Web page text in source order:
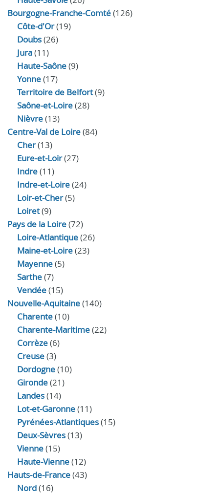
Bourgogne-Franche-Comté(126)
Côte-d'Or(19)
Doubs(26)
Jura(11)
Haute‑Saône(9)
Yonne(17)
Territoire de Belfort(9)
Saône-et-Loire(28)
Nièvre(13)
Centre-Val de Loire(84)
Cher(13)
Eure‑et‑Loir(27)
Indre(11)
Indre‑et‑Loire(24)
Loir‑et‑Cher(5)
Loiret(9)
Pays de la Loire(72)
Loire-Atlantique(26)
Maine-et-Loire(23)
Mayenne(5)
Sarthe(7)
Vendée(15)
Nouvelle-Aquitaine(140)
Charente(10)
Charente-Maritime(22)
Corrèze(6)
Creuse(3)
Dordogne(10)
Gironde(21)
Landes(14)
Lot-et-Garonne(11)
Pyrénées-Atlantiques(15)
Deux-Sèvres(13)
Vienne(15)
Haute-Vienne(12)
Hauts-de-France(43)
Nord(16)